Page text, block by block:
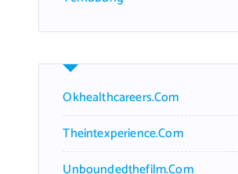
Okhealthcareers.com
Theintexperience.com
Unboundedthefilm.com